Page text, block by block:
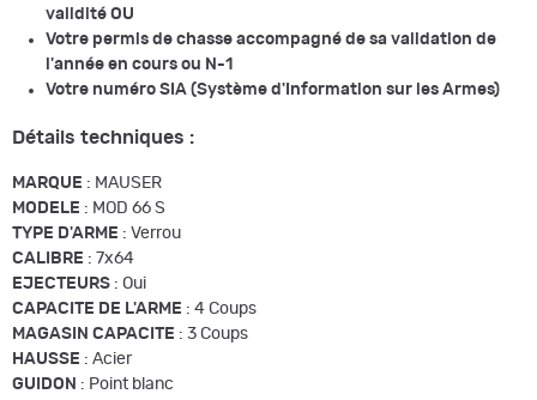
validité OU
Votre permis de chasse accompagné de sa validation de
l'année en cours ou N-1
Votre numéro SIA (Système d'Information sur les Armes)
Détails techniques :
MARQUE : MAUSER
MODELE : MOD 66 S
TYPE D'ARME : Verrou
CALIBRE : 7x64
EJECTEURS : Oui
CAPACITE DE L'ARME : 4 Coups
MAGASIN CAPACITE : 3 Coups
HAUSSE : Acier
GUIDON : Point blanc